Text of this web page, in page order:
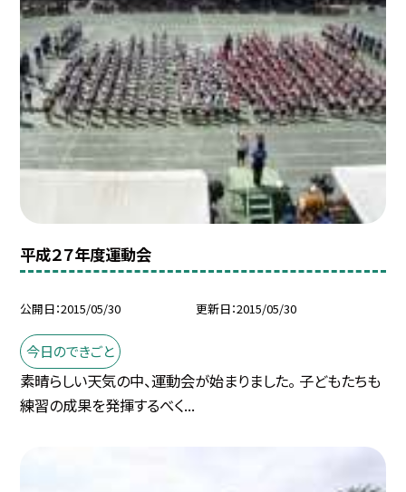
平成２７年度運動会
公開日 2015/05/30 更新日 2015/05/30
今日のできごと
素晴らしい天気の中、運動会が始まりました。 子どもたちも
練習の成果を発揮するべく...